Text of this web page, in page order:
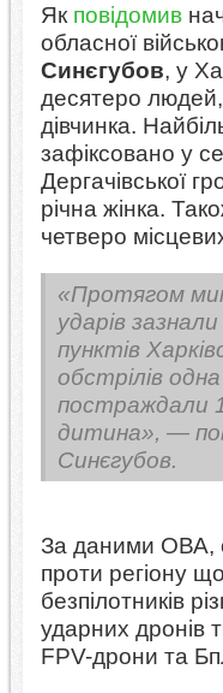
Як повідомив
обласної
Синєгубов, у
десятеро
дівчинка.
зафіксовано у
Дергачівської
річна жінка.
четверо
«Протягом
ударів
пунктів
обстрілів
постраждали
дитина», —
Синєгубов.
За даними ОВА,
проти регіону
безпілотників
ударних дронів
FPV-дрони та